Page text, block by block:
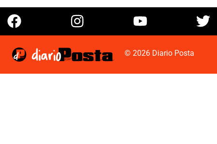
© 2026 Diario Posta